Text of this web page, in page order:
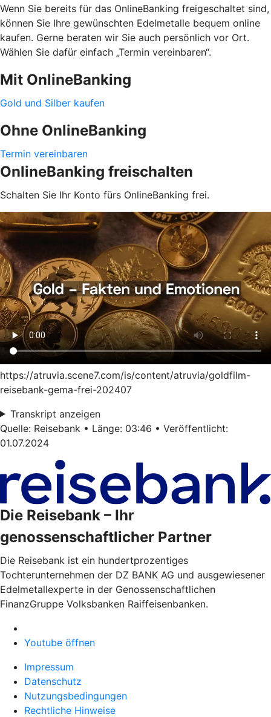
Wenn Sie bereits für das OnlineBanking freigeschaltet sind,
können Sie Ihre gewünschten Edelmetalle bequem online
kaufen. Gerne beraten wir Sie auch persönlich vor Ort.
Wählen Sie dafür einfach „Termin vereinbaren“.
Mit OnlineBanking
Gold und Silber kaufen
Ohne OnlineBanking
Termin vereinbaren
OnlineBanking freischalten
Schalten Sie Ihr Konto fürs OnlineBanking frei.
https://atruvia.scene7.com/is/content/atruvia/goldfilm-
reisebank-gema-frei-202407
Transkript anzeigen
Quelle: Reisebank • Länge: 03:46 • Veröffentlicht:
01.07.2024
Die Reisebank – Ihr
genossenschaftlicher Partner
Die Reisebank ist ein hundertprozentiges
Tochterunternehmen der DZ BANK AG und ausgewiesener
Edelmetallexperte in der Genossenschaftlichen
FinanzGruppe Volksbanken Raiffeisenbanken.
Youtube öffnen
Impressum
Datenschutz
Nutzungsbedingungen
Rechtliche Hinweise